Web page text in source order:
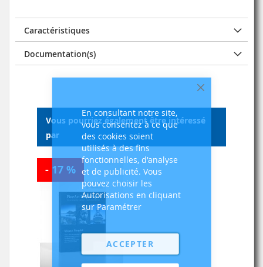
Fermer
En consultant notre site,
vous consentez à ce que
des cookies soient
utilisés à des fins
fonctionnelles, d'analyse
et de publicité. Vous
pouvez choisir les
Autorisations en cliquant
sur Paramétrer
ACCEPTER
Caractéristiques
Documentation(s)
Vous pourriez également être intéressé
par
- 17 %